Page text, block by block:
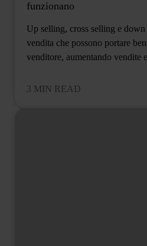
funzionano
Up selling, cross selling e
vendita che possono portare
venditore, aumentando vendite
3 MIN READ